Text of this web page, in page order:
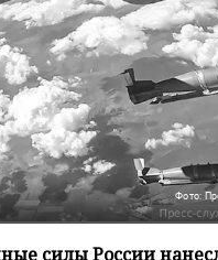
Фото:
силы России